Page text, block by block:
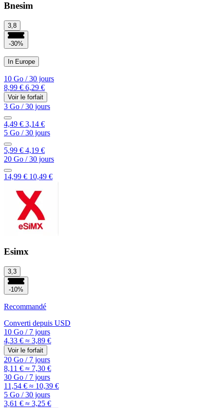
Bnesim
3,8
-30%
In Europe
10 Go /30 jours
8,99 € 6,29 €
Voir le forfait
3 Go /30 jours
4,49 € 3,14 €
5 Go /30 jours
5,99 € 4,19 €
20 Go /30 jours
14,99 € 10,49 €
Esimx
3,3
-10%
Recommandé
Converti depuis USD
10 Go /7 jours
4,33 € ≈ 3,89 €
Voir le forfait
20 Go /7 jours
8,11 € ≈ 7,30 €
30 Go /7 jours
11,54 € ≈ 10,39 €
5 Go /30 jours
3,61 € ≈ 3,25 €